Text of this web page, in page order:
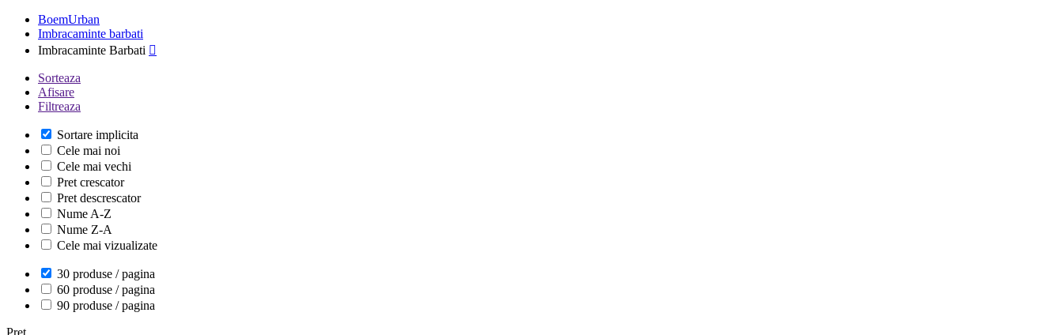
BoemUrban
Imbracaminte barbati
Imbracaminte Barbati 
Sorteaza
Afisare
Filtreaza
Sortare implicita
Cele mai noi
Cele mai vechi
Pret crescator
Pret descrescator
Nume A-Z
Nume Z-A
Cele mai vizualizate
30 produse / pagina
60 produse / pagina
90 produse / pagina
Pret